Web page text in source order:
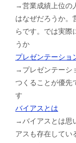
→営業成績上位の
はなぜだろうか。
らです。では実際
うか
プレゼンテーショ
→プレゼンテーシ
つくることが優先
す
バイアスとは
→バイアスとは思
アスも存在してい